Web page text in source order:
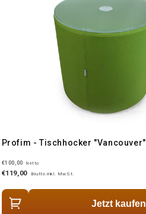
Profim - Tischhocker "Vancouver"
€100,00 Netto
€119,00 Brutto inkl. MwSt.
Jetzt kaufen